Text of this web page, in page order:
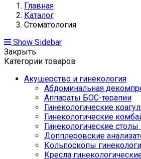
Главная
Каталог
Стоматология
Show Sidebar
Закрыть
Категории товаров
Акушерство и гинекология
Абдоминальная
Аппараты БОС-терапии
Гинекологические
Гинекологические
Гинекологические столы
Допплеровские
Кольпоскопы
Кресла